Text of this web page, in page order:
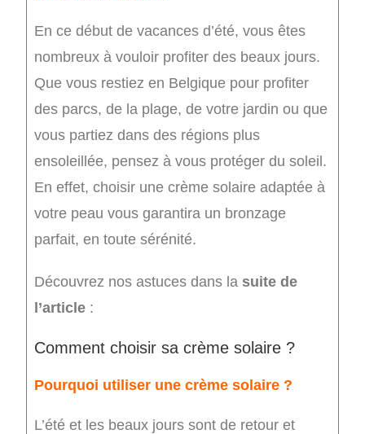
En ce début de vacances d’été, vous êtes
nombreux à vouloir profiter des beaux jours.
Que vous restiez en Belgique pour profiter
des parcs, de la plage, de votre jardin ou que
vous partiez dans des régions plus
ensoleillée, pensez à vous protéger du soleil.
En effet, choisir une crème solaire adaptée à
votre peau vous garantira un bronzage
parfait, en toute sérénité.
Découvrez nos astuces dans la suite de
l’article :
Comment choisir sa crème solaire ?
Pourquoi utiliser une crème solaire ?
L’été et les beaux jours sont de retour et